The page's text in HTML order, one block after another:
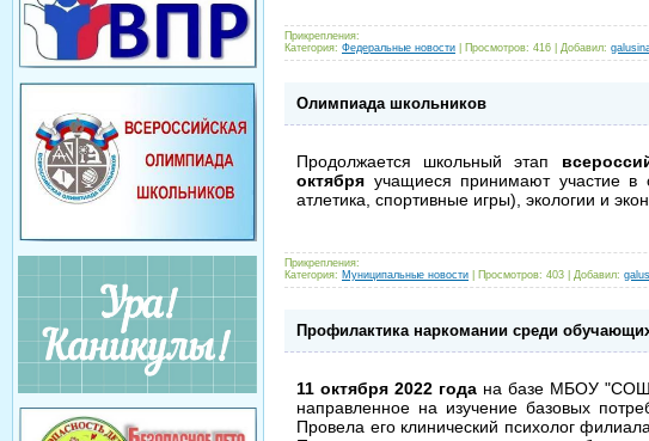
Прикрепления:
Категория: Федеральные новости Просмотров: 416 | Добавил:
Олимпиада школьников
Продолжается школьный этап
октября учащиеся принимают участие в
атлетика, спортивные игры), экологии и
Прикрепления:
Категория: Муниципальные новости Просмотров: 403 | Добавил:
Профилактика наркомании среди
11 октября 2022 годана базе МБОУ "СОШ
направленное на изучение базовых
Провела его клинический психолог